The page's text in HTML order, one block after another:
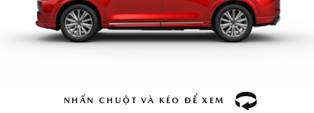
NHẤN CHUỘT VÀ KÉO ĐỂ XEM